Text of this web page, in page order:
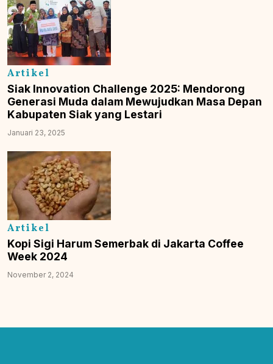
Artikel
Siak Innovation Challenge 2025: Mendorong
Generasi Muda dalam Mewujudkan Masa Depan
Kabupaten Siak yang Lestari
Januari 23, 2025
Artikel
Kopi Sigi Harum Semerbak di Jakarta Coffee
Week 2024
November 2, 2024